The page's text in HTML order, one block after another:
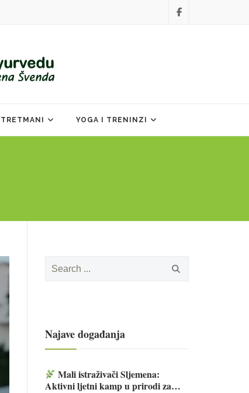
TRETMANI YOGA I TRENINZI
for:
Najave događanja
Mali istraživači Sljemena:
Aktivni ljetni kamp u prirodi za